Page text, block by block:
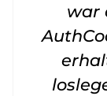
war